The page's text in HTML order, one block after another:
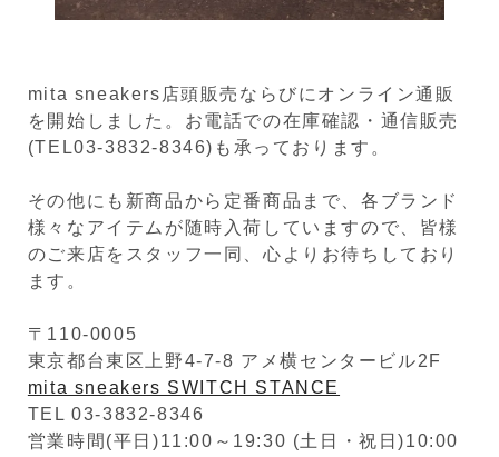
mita sneakers店頭販売ならびにオンライン通販
を開始しました。お電話での在庫確認・通信販売
(TEL03-3832-8346)も承っております。
その他にも新商品から定番商品まで、各ブランド
様々なアイテムが随時入荷していますので、皆様
のご来店をスタッフ一同、心よりお待ちしており
ます。
〒110-0005
東京都台東区上野4-7-8 アメ横センタービル2F
mita sneakers SWITCH STANCE
TEL 03-3832-8346
営業時間(平日)11:00～19:30 (土日・祝日)10:00